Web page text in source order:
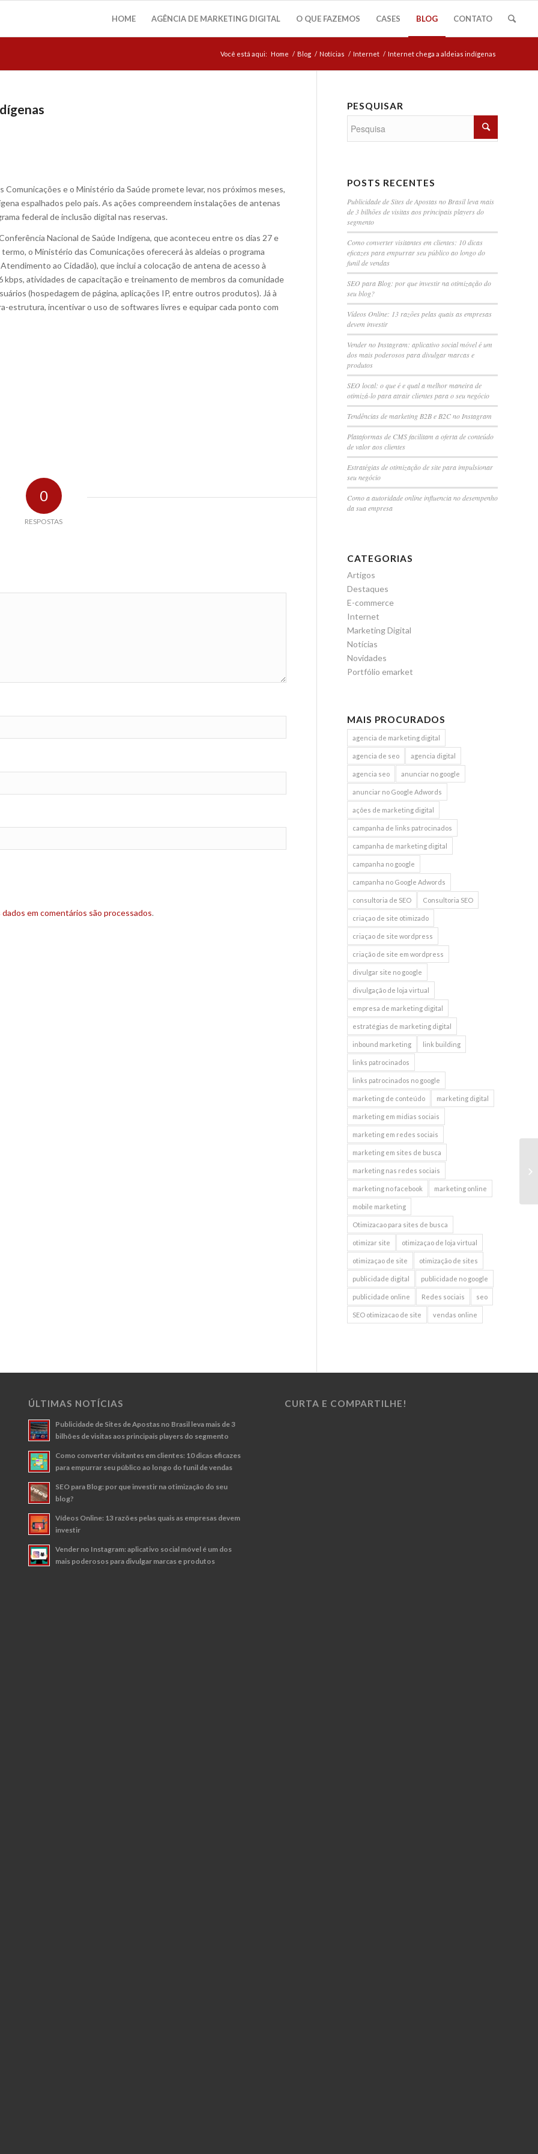
HOME AGÊNCIA DE MARKETING DIGITAL O QUE FAZEMOS CASES BLOG CONTATO
Você está aqui: Home / Blog / Notícias / Internet / Internet chega a aldeias indígenas
e o Ministério da Saúde promete levar, nos próximos meses,
espalhados pelo país. As ações compreendem instalações de antenas
federal de inclusão digital nas reservas.
Nacional de Saúde Indígena, que aconteceu entre os dias 27 e
o Ministério das Comunicações oferecerá às aldeias o programa
ao Cidadão), que inclui a colocação de antena de acesso à
kbps, atividades de capacitação e treinamento de membros da comunidade
(hospedagem de página, aplicações IP, entre outros produtos). Já à
estrutura, incentivar o uso de softwares livres e equipar cada ponto com
0
RESPOSTAS
dados em comentários são processados.
PESQUISAR
POSTS RECENTES
Publicidade de Sites de Apostas no Brasil leva mais
de 3 bilhões de visitas aos principais players do
segmento
Como converter visitantes em clientes: 10 dicas
eficazes para empurrar seu público ao longo do
funil de vendas
SEO para Blog: por que investir na otimização do
seu blog?
Vídeos Online: 13 razões pelas quais as empresas
devem investir
Vender no Instagram: aplicativo social móvel é um
dos mais poderosos para divulgar marcas e
produtos
SEO local: o que é e qual a melhor maneira de
otimizá-lo para atrair clientes para o seu negócio
Tendências de marketing B2B e B2C no Instagram
Plataformas de CMS facilitam a oferta de conteúdo
de valor aos clientes
Estratégias de otimização de site para impulsionar
seu negócio
Como a autoridade online influencia no desempenho
da sua empresa
CATEGORIAS
Artigos
Destaques
E-commerce
Internet
Marketing Digital
Notícias
Novidades
Portfólio emarket
MAIS PROCURADOS
agencia de marketing digital
agencia de seo agencia digital
agencia seo anunciar no google
anunciar no Google Adwords
ações de marketing digital
campanha de links patrocinados
campanha de marketing digital
campanha no google
campanha no Google Adwords
consultoria de SEO Consultoria SEO
criaçao de site otimizado
criaçao de site wordpress
criação de site em wordpress
divulgar site no google
divulgação de loja virtual
empresa de marketing digital
estratégias de marketing digital
inbound marketing link building
links patrocinados
links patrocinados no google
marketing de conteúdo marketing digital
marketing em midias sociais
marketing em redes sociais
marketing em sites de busca
marketing nas redes sociais
marketing no facebook marketing online
mobile marketing
Otimizacao para sites de busca
otimizar site otimizaçao de loja virtual
otimizaçao de site otimização de sites
publicidade digital publicidade no google
publicidade online Redes sociais seo
SEO otimizacao de site vendas online
ÚLTIMAS NOTÍCIAS
Publicidade de Sites de Apostas no Brasil leva mais de 3
bilhões de visitas aos principais players do segmento
Como converter visitantes em clientes: 10 dicas eficazes
para empurrar seu público ao longo do funil de vendas
SEO para Blog: por que investir na otimização do seu
blog?
Vídeos Online: 13 razões pelas quais as empresas devem
investir
Vender no Instagram: aplicativo social móvel é um dos
mais poderosos para divulgar marcas e produtos
CURTA E COMPARTILHE!